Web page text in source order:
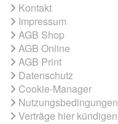
Kontakt
Impressum
AGB Shop
AGB Online
AGB Print
Datenschutz
Cookie-Manager
Nutzungsbedingungen
Verträge hier kündigen